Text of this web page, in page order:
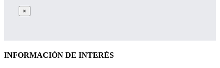
×
INFORMACIÓN DE INTERÉS